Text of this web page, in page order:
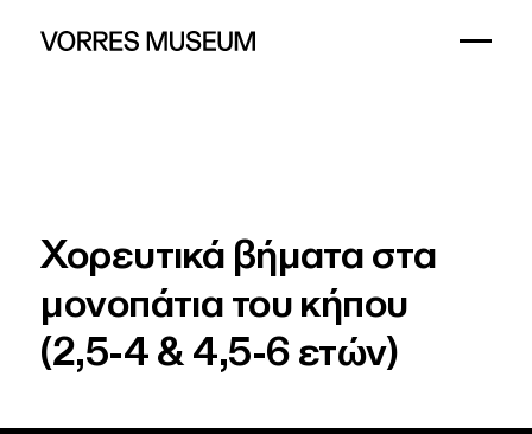
Χορευτικά βήματαστα
μονοπάτιατουκήπου
(2,5-4&4,5-6ετών)